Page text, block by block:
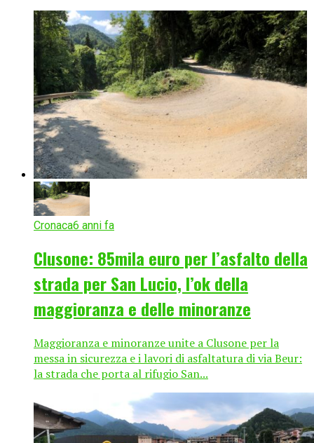
Cronaca6 anni fa
Clusone: 85mila euro per l’asfalto della
strada per San Lucio, l’ok della
maggioranza e delle minoranze
Maggioranza e minoranze unite a Clusone per la
messa in sicurezza e i lavori di asfaltatura di via Beur:
la strada che porta al rifugio San...